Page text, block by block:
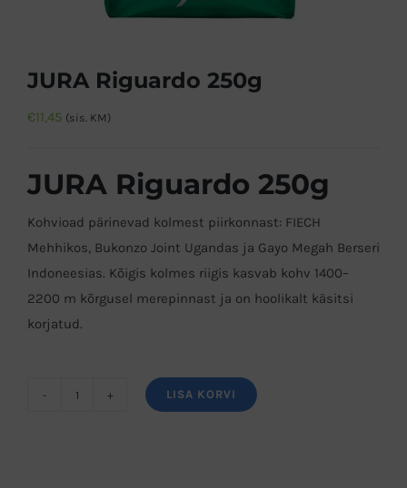
JURA Riguardo 250g
€11,45 (sis. KM)
JURA Riguardo 250g
Kohvioad pärinevad kolmest piirkonnast: FIECH
Mehhikos, Bukonzo Joint Ugandas ja Gayo Megah Berseri
Indoneesias. Kõigis kolmes riigis kasvab kohv 1400–
2200 m kõrgusel merepinnast ja on hoolikalt käsitsi
korjatud.
LISA KORVI